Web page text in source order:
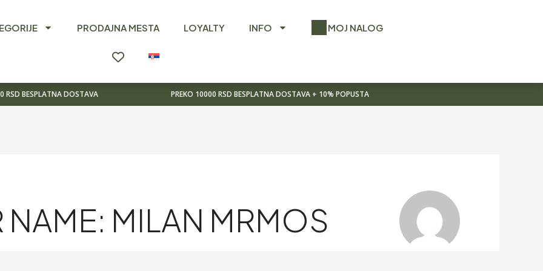
PRODAJNA MESTA LOYALTY INFO MOJ NALOG
RSD BESPLATNA DOSTAVA PREKO 10000 RSD BESPLATNA DOSTAVA + 10% POPUSTA
NAME: MILAN MRMOS